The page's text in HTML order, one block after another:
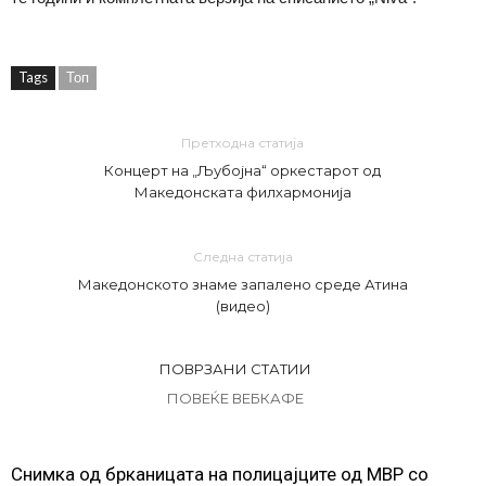
Tags Топ
Претходна статија
Концерт на „Љубојна“ оркестарот од
Македонската филхармонија
Следна статија
Македонското знаме запалено среде Атина
(видео)
ПОВРЗАНИ СТАТИИ
ПОВЕЌЕ ВЕБКАФЕ
Снимка од брканицата на полицајците од МВР со